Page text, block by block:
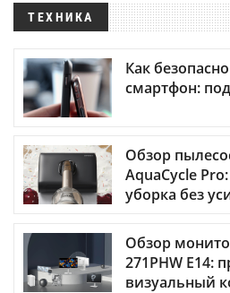
ТЕХНИКА
Как
смартфон:
Обзор
AquaCycle
уборка без
Обзор
271PHW E14:
визуальный